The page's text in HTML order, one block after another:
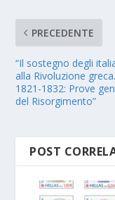
PRECEDENTE
“Il sostegno degli
alla Rivoluzione greca.
1821-1832: Prove
del Risorgimento”
POST